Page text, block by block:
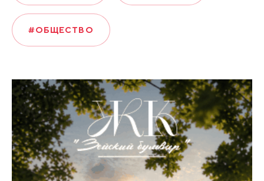
#ОБЩЕСТВО